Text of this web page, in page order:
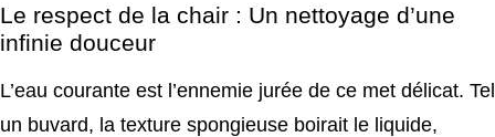
Le respect de la chair : Un nettoyage d’une
infinie douceur
L’eau courante est l’ennemie jurée de ce met délicat. Tel
un buvard, la texture spongieuse boirait le liquide,